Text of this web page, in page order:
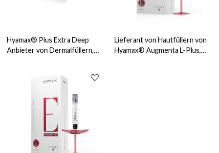
Hyamax® Plus Extra Deep
Anbieter von Dermalfüllern,
Lieferant von Hautfüllern von
Hyamax® Augmenta L-Plus,